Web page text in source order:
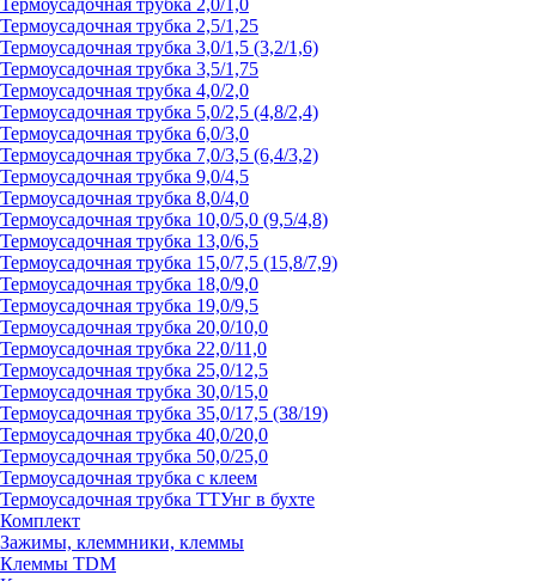
Термоусадочная трубка 2,0/1,0
Термоусадочная трубка 2,5/1,25
Термоусадочная трубка 3,0/1,5 (3,2/1,6)
Термоусадочная трубка 3,5/1,75
Термоусадочная трубка 4,0/2,0
Термоусадочная трубка 5,0/2,5 (4,8/2,4)
Термоусадочная трубка 6,0/3,0
Термоусадочная трубка 7,0/3,5 (6,4/3,2)
Термоусадочная трубка 9,0/4,5
Термоусадочная трубка 8,0/4,0
Термоусадочная трубка 10,0/5,0 (9,5/4,8)
Термоусадочная трубка 13,0/6,5
Термоусадочная трубка 15,0/7,5 (15,8/7,9)
Термоусадочная трубка 18,0/9,0
Термоусадочная трубка 19,0/9,5
Термоусадочная трубка 20,0/10,0
Термоусадочная трубка 22,0/11,0
Термоусадочная трубка 25,0/12,5
Термоусадочная трубка 30,0/15,0
Термоусадочная трубка 35,0/17,5 (38/19)
Термоусадочная трубка 40,0/20,0
Термоусадочная трубка 50,0/25,0
Термоусадочная трубка с клеем
Термоусадочная трубка ТТУнг в бухте
Комплект
Зажимы, клеммники, клеммы
Клеммы TDM